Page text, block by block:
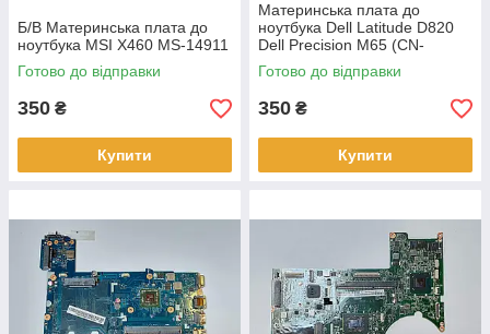
Б/В Материнська плата до
ноутбука MSI X460 MS-14911
Готово до відправки
350 ₴
Купити
Материнська плата до
ноутбука Dell Latitude D820
Dell Precision M65 (CN-
0YY709)
Готово до відправки
350 ₴
Купити